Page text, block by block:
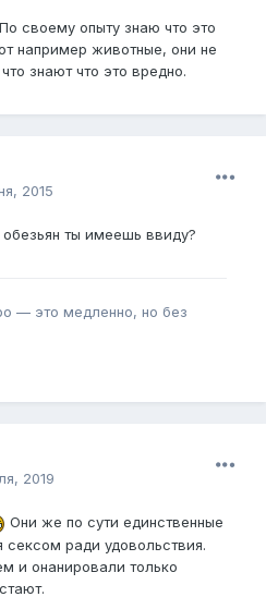
своему опыту знаю что это
например животные, они не
знают что это вредно.
2015
ты имеешь ввиду?
— это медленно, но без
2019
Они же по сути единственные
сексом ради удовольствия.
и онанировали только